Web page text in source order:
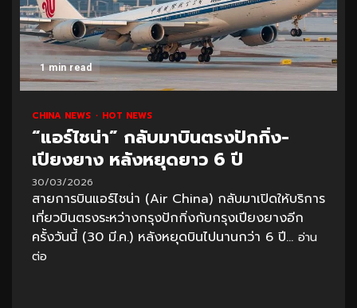
1 min read
CHINA NEWS HOT NEWS
“แอร์ไชน่า” กลับมาบินตรงปักกิ่ง-
เปียงยาง หลังหยุดยาว 6 ปี
30/03/2026
สายการบินแอร์ไชน่า (Air China) กลับมาเปิดให้บริการ
เที่ยวบินตรงระหว่างกรุงปักกิ่งกับกรุงเปียงยางอีก
ครั้งวันนี้ (30 มี.ค.) หลังหยุดบินไปนานกว่า 6 ปี... อ่าน
ต่อ